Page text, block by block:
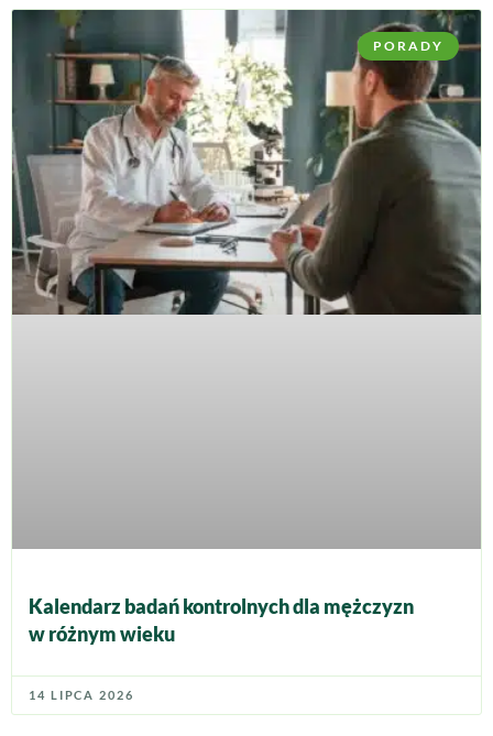
PORADY
Kalendarz badań kontrolnych dla mężczyzn
w różnym wieku
14 LIPCA 2026